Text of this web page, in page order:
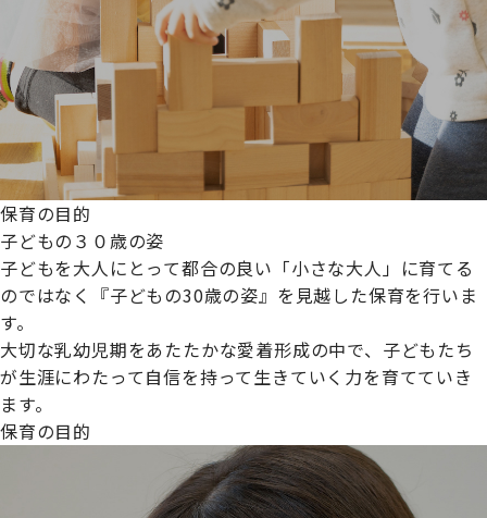
プライムスターほいくえんグループは女性が安心して働き
続けられる環境づくりに取り組んでおり、厚生労働省の
【えるぼし認定(☆☆)】
保育の目的
子どもの３０歳の姿
子どもを大人にとって都合の良い「小さな大人」に育てる
のではなく『子どもの30歳の姿』を見越した保育を行いま
す。
大切な乳幼児期をあたたかな愛着形成の中で、子どもたち
が生涯にわたって自信を持って生きていく力を育てていき
ます。
保育の目的